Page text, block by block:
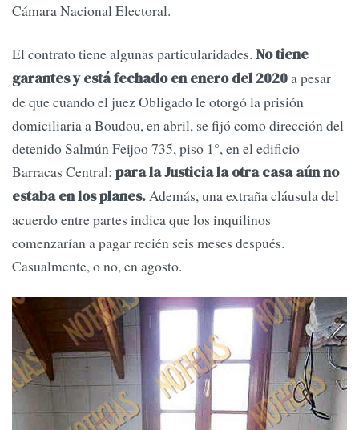
Cámara Nacional Electoral.
El contrato tiene algunas particularidades. No tiene
garantes y está fechado en enero del 2020a pesar
de que cuando el juez Obligado le otorgó la prisión
domiciliaria a Boudou, en abril, se fijó como dirección del
detenido Salmún Feijoo 735, piso 1°, en el edificio
Barracas Central: para la Justicia la otra casa aún no
estaba en los planes.Además, una extraña cláusula del
acuerdo entre partes indica que los inquilinos
comenzarían a pagar recién seis meses después.
Casualmente, o no, en agosto.